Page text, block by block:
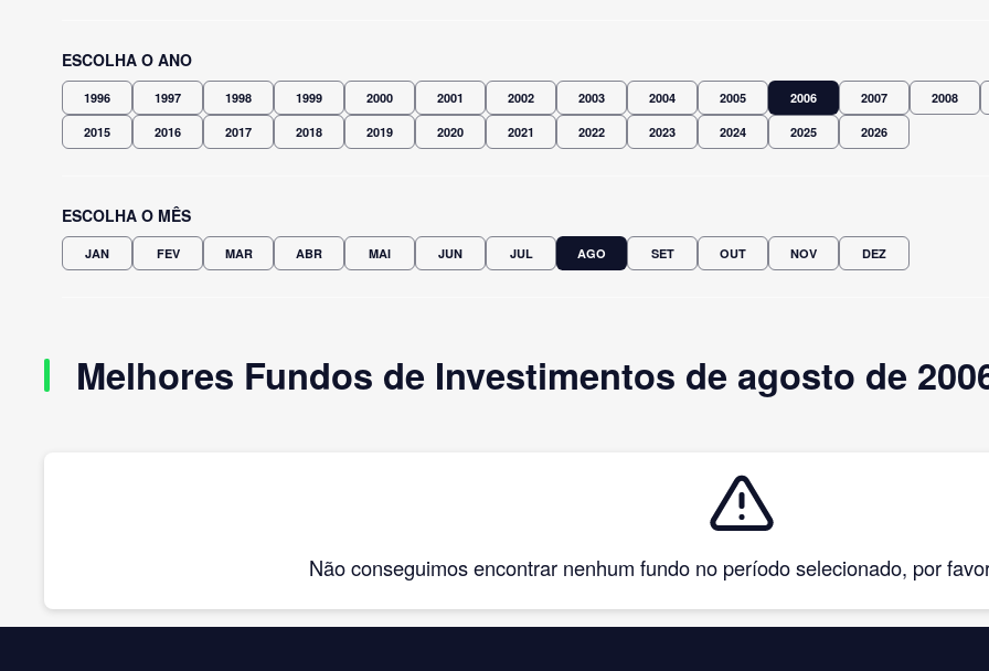
ESCOLHA O ANO
1996 1997 1998 1999 2000 2001 2002 2003 2004 2005 2006 2007 2008
2015 2016 2017 2018 2019 2020 2021 2022 2023 2024 2025 2026
ESCOLHA O MÊS
JAN FEV MAR ABR MAI JUN JUL AGO SET OUT NOV DEZ
Melhores Fundos de Investimentos de agosto de
Não conseguimos encontrar nenhum fundo no período selecionado, por